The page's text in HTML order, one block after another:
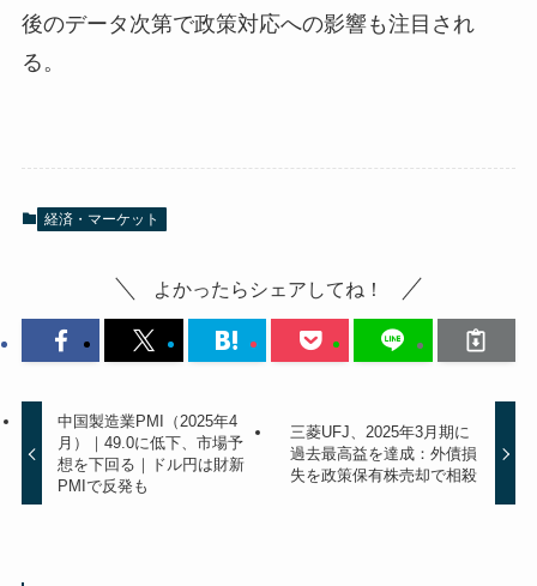
後のデータ次第で政策対応への影響も注目され
る。
経済・マーケット
よかったらシェアしてね！
中国製造業PMI（2025年4
月）｜49.0に低下、市場予
想を下回る｜ドル円は財新
PMIで反発も
三菱UFJ、2025年3月期に
過去最高益を達成：外債損
失を政策保有株売却で相殺